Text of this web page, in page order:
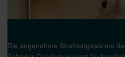
Die angenehme Strahlungswärme